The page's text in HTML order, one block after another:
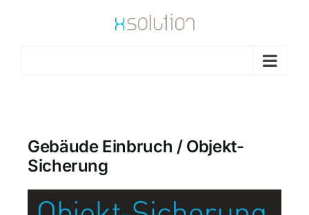
Gebäude Einbruch / Objekt-
Sicherung